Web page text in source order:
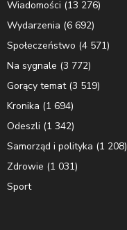
Wiadomości (13 276)
Wydarzenia (6 692)
Społeczeństwo (4 571)
Na sygnale (3 772)
Gorący temat(3 519)
Kronika (1 694)
Odeszli (1 342)
Samorząd i polityka (1 208)
Zdrowie (1 031)
Sport